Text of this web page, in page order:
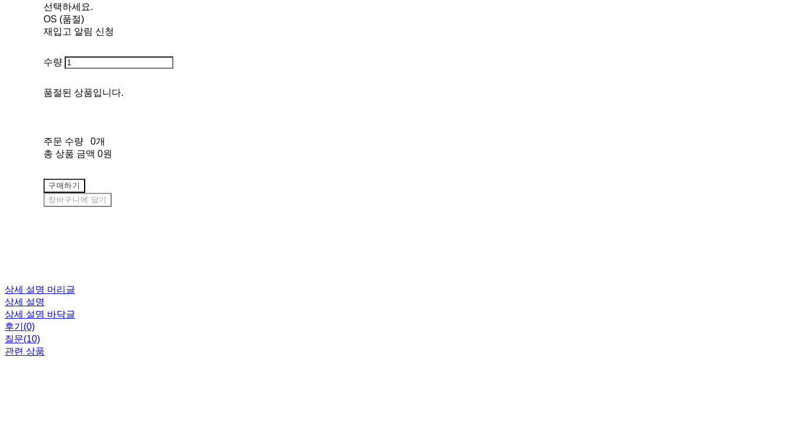
선택하세요.
OS (품절)
재입고 알림 신청
수량
품절된 상품입니다.
주문 수량
0개
총 상품 금액 0원
구매하기
장바구니에 담기
상세 설명 머리글
상세 설명
상세 설명 바닥글
후기(0)
질문(10)
관련 상품